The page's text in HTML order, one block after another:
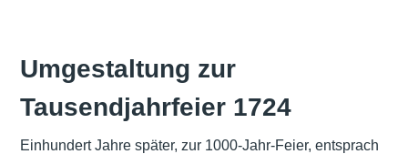
Umgestaltung zur
Tausendjahrfeier 1724
Einhundert Jahre später, zur 1000-Jahr-Feier, entsprach